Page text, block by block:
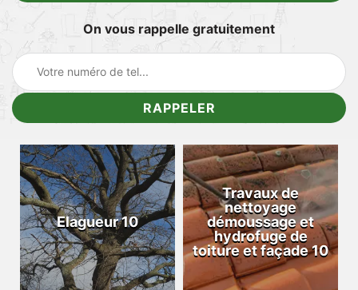
On vous rappelle gratuitement
Elagueur 10
Travaux de
nettoyage
démoussage et
hydrofuge de
toiture et façade 10